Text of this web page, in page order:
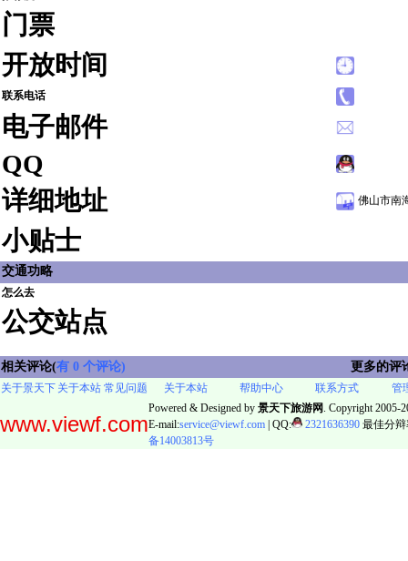
门票
开放时间
联系电话
电子邮件
QQ
详细地址
佛山市南
小贴士
交通功略
怎么去
公交站点
相关评论(有 0 个评论) 更多的评
关于景天下 关于本站 常见问题 关于本站 帮助中心 联系方式 管
www.viewf.com
Powered & Designed by 景天下旅游网 . Copyright 2005-
E-mail:service@viewf.com | QQ: 2321636390 最佳分
备14003813号